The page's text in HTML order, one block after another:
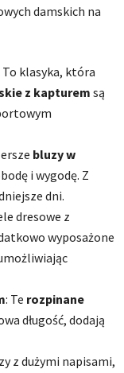
damskich na
To klasyka, która
z kapturem są
bluzy w
i wygodę. Z
dni.
dresowe z
wyposażone
: Te rozpinane
długość, dodają
z dużymi napisami,